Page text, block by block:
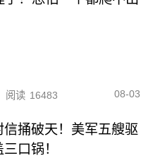
阅读 16483 08-03
信捅破天！美军五艘驱
口锅！